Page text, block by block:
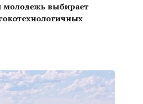
молодежь выбирает